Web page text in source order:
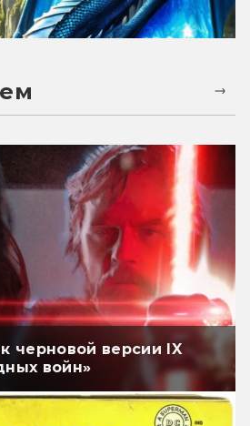
черновой версии IX
войн»